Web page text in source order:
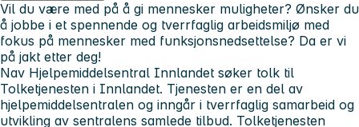
Vil du være med på å gi mennesker muligheter? Ønsker du
å jobbe i et spennende og tverrfaglig arbeidsmiljø med
fokus på mennesker med funksjonsnedsettelse? Da er vi
på jakt etter deg!
Nav Hjelpemiddelsentral Innlandet søker tolk til
Tolketjenesten i Innlandet. Tjenesten er en del av
hjelpemiddelsentralen og inngår i tverrfaglig samarbeid og
utvikling av sentralens samlede tilbud. Tolketjenesten